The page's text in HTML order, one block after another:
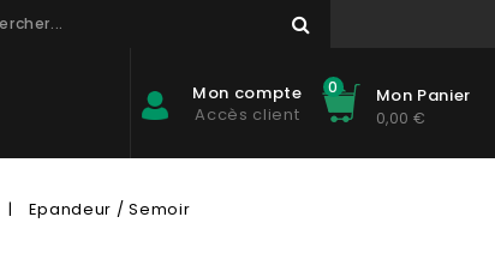
Mon compte
Accès client
Mon Panier
0
0,00 €
Epandeur / Semoir